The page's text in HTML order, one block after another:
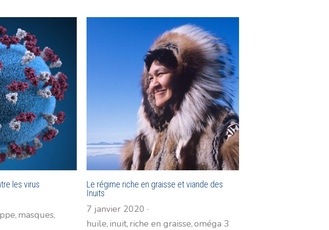
les virus
masques,
Le régime riche en graisse et viande des
Inuits
7 janvier 2020 ·
huile, inuit, riche en graisse,oméga 3